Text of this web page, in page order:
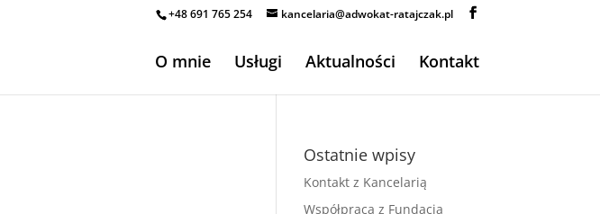
+48 691 765 254 kancelaria@adwokat-ratajczak.pl
O mnie Usługi Aktualności Kontakt
Ostatnie wpisy
Kontakt z Kancelarią
Współpraca z Fundacją